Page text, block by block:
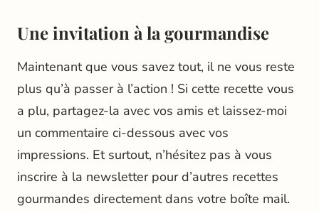
Une invitation à la gourmandise
Maintenant que vous savez tout, il ne vous reste
plus qu’à passer à l’action ! Si cette recette vous
a plu, partagez-la avec vos amis et laissez-moi
un commentaire ci-dessous avec vos
impressions. Et surtout, n’hésitez pas à vous
inscrire à la newsletter pour d’autres recettes
gourmandes directement dans votre boîte mail.